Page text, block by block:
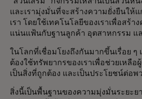
และเรามุ่งมั่นที่จะสร้างความยั่งยืนให้
เรา โดยใช้เทคโนโลยีของเราเพื่อสร้
แน่นแฟ้นกับฐานลูกค้า อุตสาหกรรม แ
ในโลกที่เชื่อมโยงถึงกันมากขึ้นเรื่อย ๆ
ต้องใช้ทรัพยากรของเราเพื่อช่วยเหลื
เป็นสิ่งที่ถูกต้อง และเป็นประโยชน์ต่อพ
สิ่งนี้เป็นพื้นฐานของความมุ่งมั่นระยะย